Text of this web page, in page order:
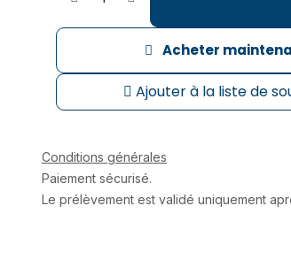
Acheter
Ajouter à la liste de
Conditions générales
Paiement sécurisé.
Le prélèvement est validé uniquement